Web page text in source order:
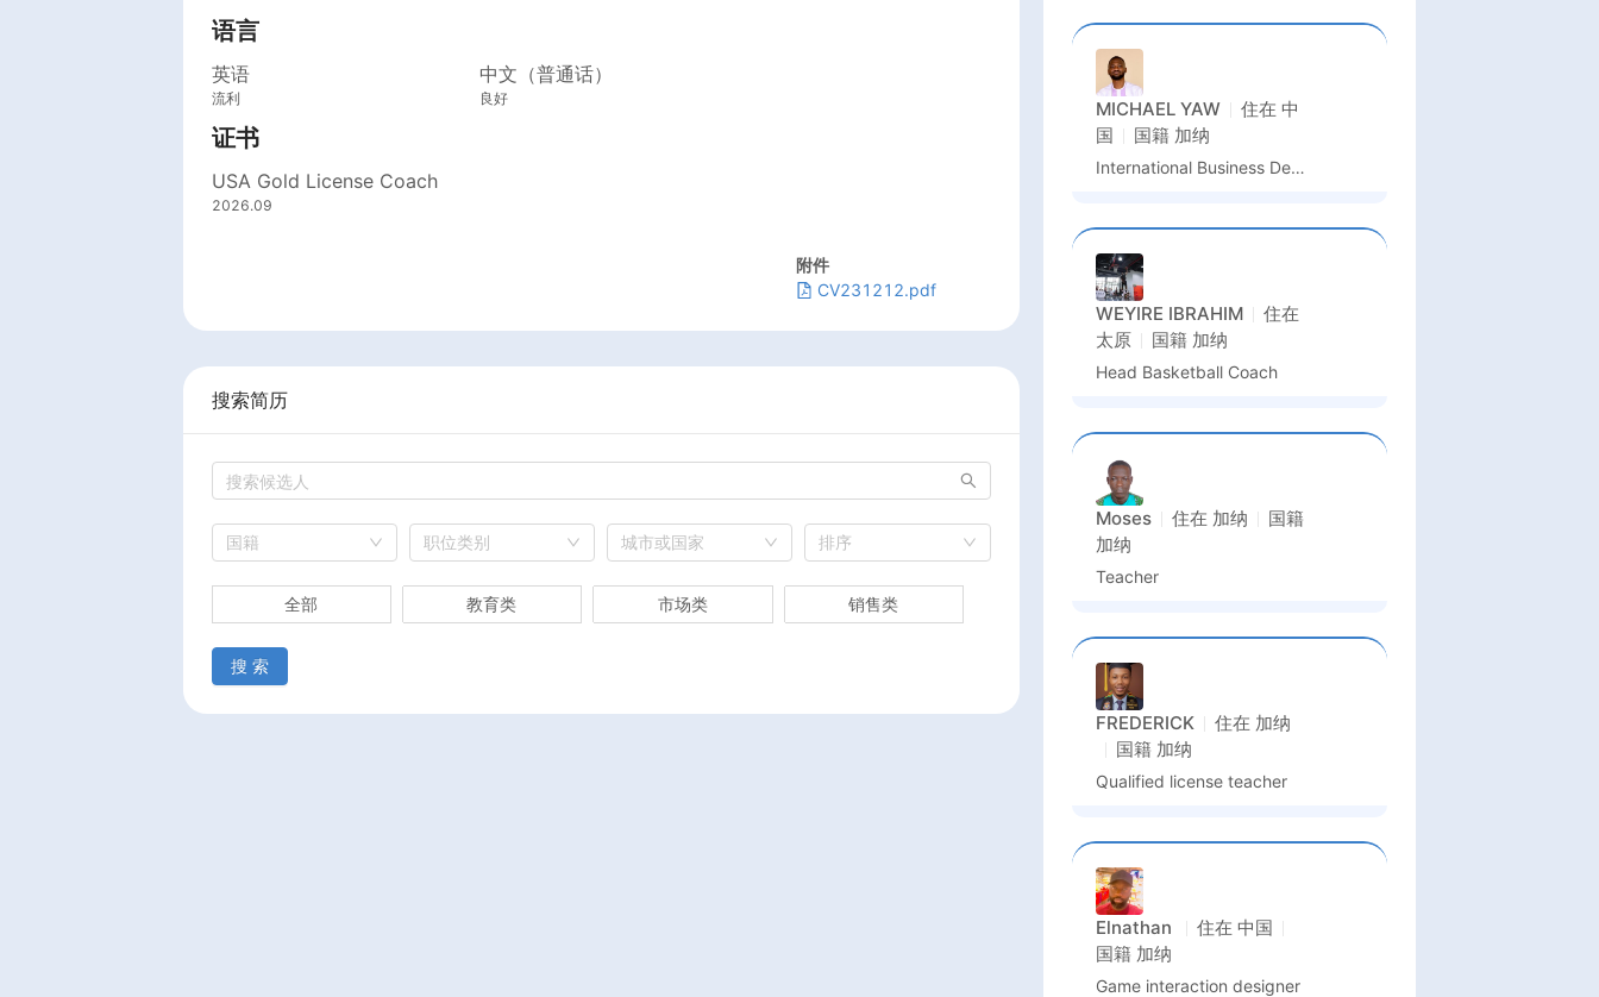
语言
英语
流利
中文（普通话）
良好
证书
USA Gold License Coach
2026.09
附件
CV231212.pdf
搜索简历
国籍 职位类别 城市或国家 排序
全部 教育类 市场类 销售类
搜 索
MICHAEL YAW 住在 中
国
国籍 加纳
International Business Development
WEYIRE IBRAHIM
住在
太原
国籍 加纳
Head Basketball Coach
Moses 住在 加纳
国籍
加纳
Teacher
FREDERICK 住在 加纳
国籍 加纳
Qualified license teacher
Elnathan 住在 中国
国籍 加纳
Game interaction designer